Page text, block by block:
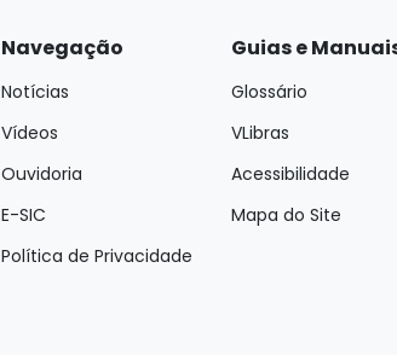
Navegação
Notícias
Vídeos
Ouvidoria
E-SIC
Política de Privacidade
Guias e
Glossário
VLibras
Acessibilidade
Mapa do Site